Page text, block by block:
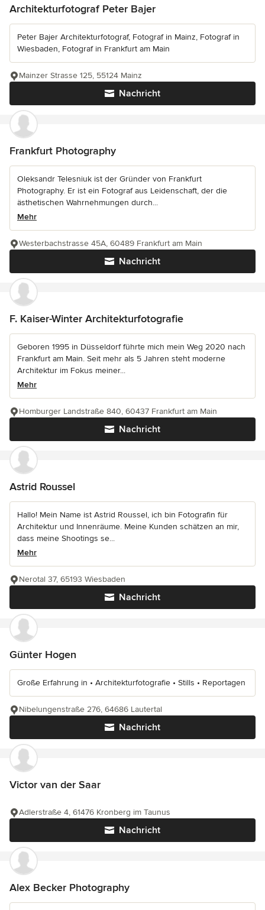
Architekturfotograf Peter Bajer
Peter Bajer Architekturfotograf, Fotograf in Mainz, Fotograf in
Wiesbaden, Fotograf in Frankfurt am Main
Nachricht
Mainzer Strasse 125, 55124 Mainz
Frankfurt Photography
Oleksandr Telesniuk ist der Gründer von Frankfurt
Photography. Er ist ein Fotograf aus Leidenschaft, der die
ästhetischen Wahrnehmungen durch...
Mehr
Nachricht
Westerbachstrasse 45A, 60489 Frankfurt am Main
F. Kaiser-Winter Architekturfotografie
Geboren 1995 in Düsseldorf führte mich mein Weg 2020 nach
Frankfurt am Main. Seit mehr als 5 Jahren steht moderne
Architektur im Fokus meiner...
Mehr
Nachricht
Homburger Landstraße 840, 60437 Frankfurt am Main
Astrid Roussel
Hallo! Mein Name ist Astrid Roussel, ich bin Fotografin für
Architektur und Innenräume. Meine Kunden schätzen an mir,
dass meine Shootings se...
Mehr
Nachricht
Nerotal 37, 65193 Wiesbaden
Günter Hogen
Große Erfahrung in • Architekturfotografie • Stills • Reportagen
Nachricht
Nibelungenstraße 276, 64686 Lautertal
Victor van der Saar
Nachricht
Adlerstraße 4, 61476 Kronberg im Taunus
Alex Becker Photography